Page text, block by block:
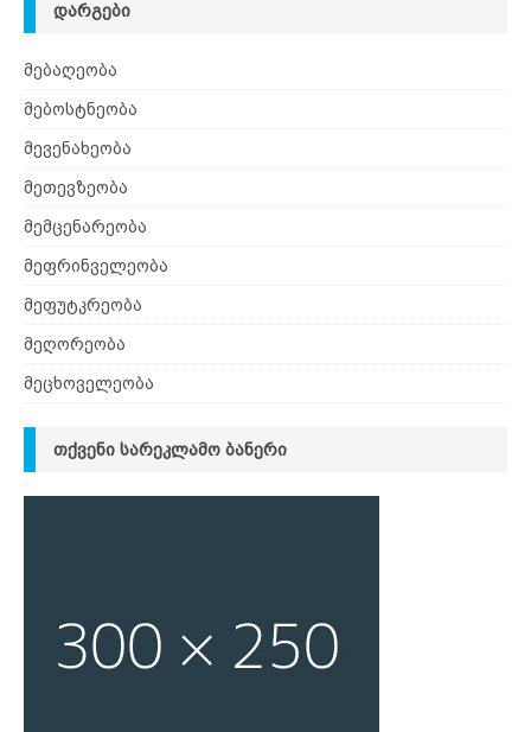
ᲓᲐᲠᲒᲔᲑᲘ
მებაღეობა
მებოსტნეობა
მევენახეობა
მეთევზეობა
მემცენარეობა
მეფრინველეობა
მეფუტკრეობა
მეღორეობა
მეცხოველეობა
ᲗᲥᲕᲔᲜᲘ ᲡᲐᲠᲔᲙᲚᲐᲛᲝ ᲑᲐᲜᲔᲠᲘ